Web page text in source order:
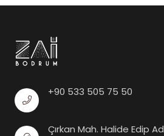
+90 533 505 75 50
Çırkan Mah. Halide Edip